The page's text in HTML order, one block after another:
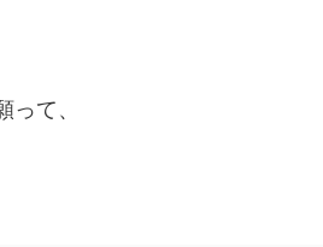
て、